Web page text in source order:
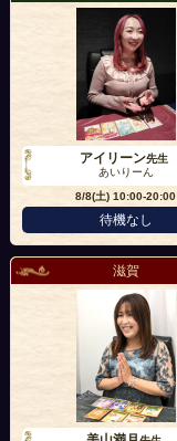
アイリーン先生
あいりーん
8/8(土)10:00-20:00
待機なし
滋賀